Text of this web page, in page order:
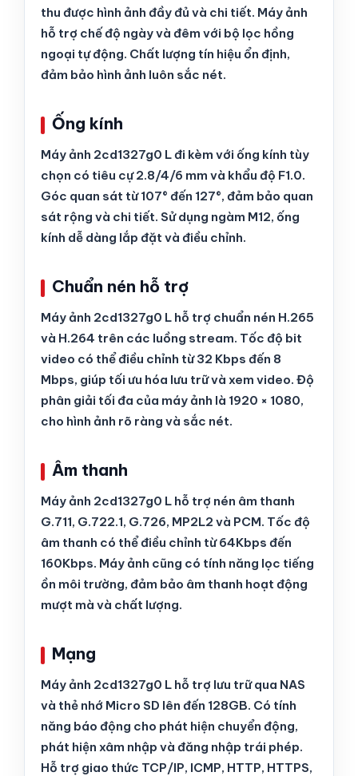
thu được hình ảnh đầy đủ và chi tiết. Máy ảnh
hỗ trợ chế độ ngày và đêm với bộ lọc hồng
ngoại tự động. Chất lượng tín hiệu ổn định,
đảm bảo hình ảnh luôn sắc nét.
Ống kính
Máy ảnh 2cd1327g0 L đi kèm với ống kính tùy
chọn có tiêu cự 2.8/4/6 mm và khẩu độ F1.0.
Góc quan sát từ 107° đến 127°, đảm bảo quan
sát rộng và chi tiết. Sử dụng ngàm M12, ống
kính dễ dàng lắp đặt và điều chỉnh.
Chuẩn nén hỗ trợ
Máy ảnh 2cd1327g0 L hỗ trợ chuẩn nén H.265
và H.264 trên các luồng stream. Tốc độ bit
video có thể điều chỉnh từ 32 Kbps đến 8
Mbps, giúp tối ưu hóa lưu trữ và xem video. Độ
phân giải tối đa của máy ảnh là 1920 × 1080,
cho hình ảnh rõ ràng và sắc nét.
Âm thanh
Máy ảnh 2cd1327g0 L hỗ trợ nén âm thanh
G.711, G.722.1, G.726, MP2L2 và PCM. Tốc độ
âm thanh có thể điều chỉnh từ 64Kbps đến
160Kbps. Máy ảnh cũng có tính năng lọc tiếng
ồn môi trường, đảm bảo âm thanh hoạt động
mượt mà và chất lượng.
Mạng
Máy ảnh 2cd1327g0 L hỗ trợ lưu trữ qua NAS
và thẻ nhớ Micro SD lên đến 128GB. Có tính
năng báo động cho phát hiện chuyển động,
phát hiện xâm nhập và đăng nhập trái phép.
Hỗ trợ giao thức TCP/IP, ICMP, HTTP, HTTPS,